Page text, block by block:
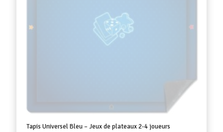
Tapis Universel Bleu – Jeux de plateaux 2-4 joueurs